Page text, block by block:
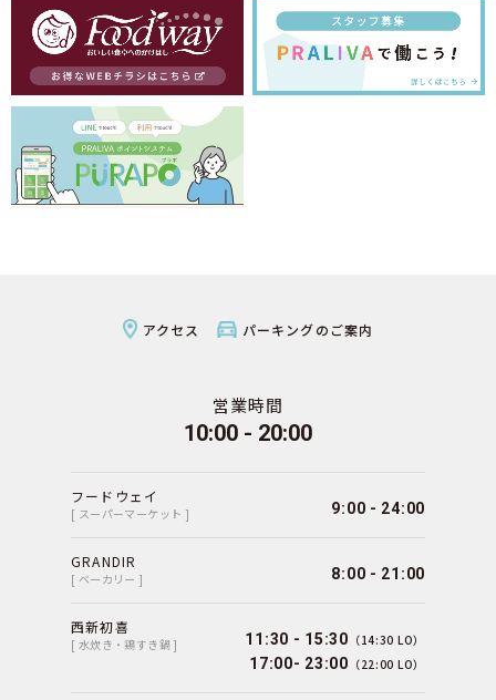
アクセス パーキングのご案内
営業時間
10:00 - 20:00
フードウェイ
[ スーパーマーケット ] 9:00 - 24:00
GRANDIR
[ ベーカリー ] 8:00 - 21:00
西新初喜
[ 水炊き・鶏すき鍋 ] 11:30 - 15:30 （14:30 LO）
17:00- 23:00 （22:00 LO）